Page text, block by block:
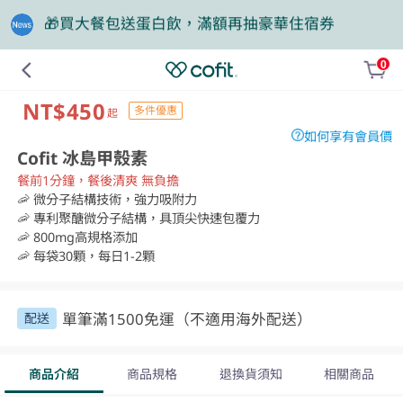
❤️老爸我來守護，專區商品任2件88折
0
NT$450 起 多件優惠
如何享有會員價
Cofit 冰島甲殼素
餐前1分鐘，餐後清爽 無負擔
🦐 微分子結構技術，強力吸附力
🦐 專利聚醣微分子結構，具頂尖快速包覆力
🦐 800mg高規格添加
🦐 每袋30顆，每日1-2顆
配送 單筆滿1500免運（不適用海外配送）
商品介紹 商品規格 退換貨須知 相關商品